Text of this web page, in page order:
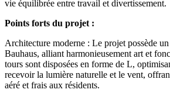
vie équilibrée entre travail et divertissement.
Points forts du projet :
Architecture moderne : Le projet possède
Bauhaus, alliant harmonieusement art et
tours sont disposées en forme de L,
recevoir la lumière naturelle et le vent,
aéré et frais aux résidents.